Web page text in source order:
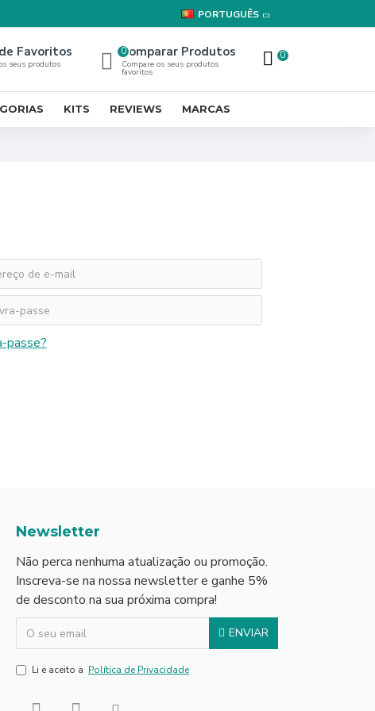
PORTUGUÊS
Favoritos
seus produtos
Comparar Produtos
Compare os seus produtos
favoritos
0 0
KITS REVIEWS MARCAS
passe?
Newsletter
Não perca nenhuma atualização ou promoção.
Inscreva-se na nossa newsletter e ganhe 5%
de desconto na sua próxima compra!
ENVIAR
Li e aceito a Política de Privacidade